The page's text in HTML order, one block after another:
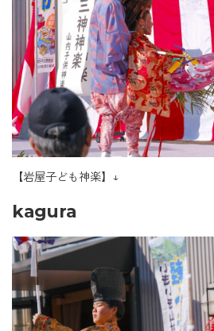
【岩屋子ども神楽】↓
kagura